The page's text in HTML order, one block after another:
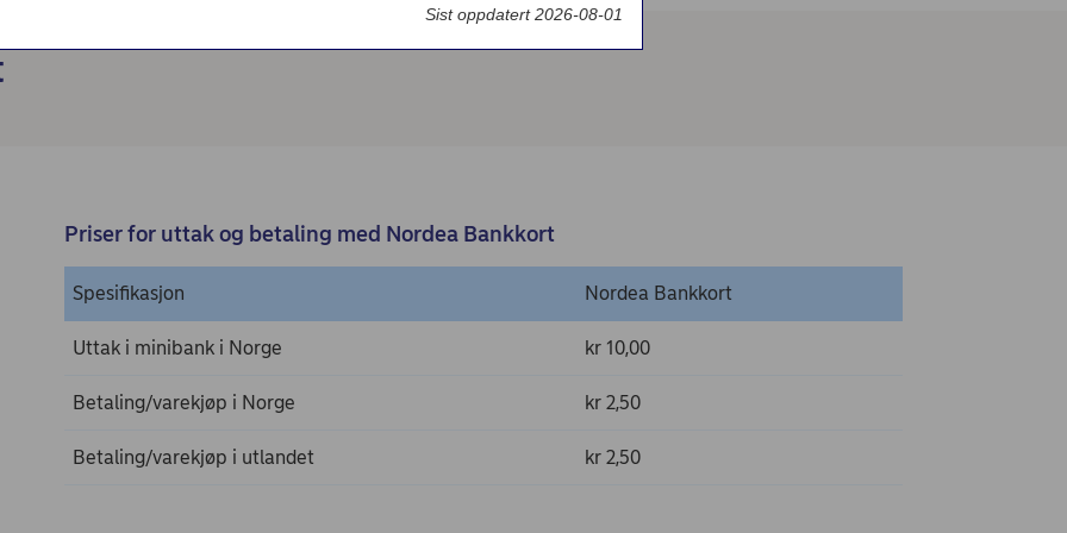
Priser for uttak og betaling med Nordea Bankkort
Spesifikasjon Nordea Bankkort
Uttak i minibank i Norge kr 10,00
Betaling/varekjøp i Norge kr 2,50
Betaling/varekjøp i utlandet kr 2,50
Sist oppdatert 2026-08-01